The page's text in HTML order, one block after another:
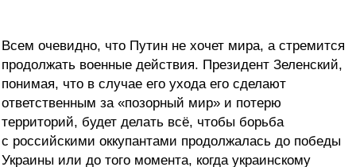
Всем очевидно, что Путин не хочет мира, а стремится
продолжать военные действия. Президент Зеленский,
понимая, что в случае его ухода его сделают
ответственным за «позорный мир» и потерю
территорий, будет делать всё, чтобы борьба
с российскими оккупантами продолжалась до победы
Украины или до того момента, когда украинскому